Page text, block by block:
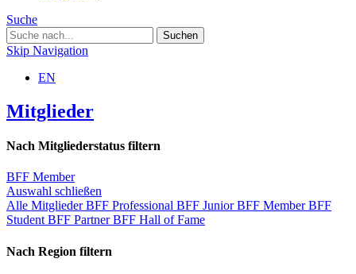
Suche
Skip Navigation
EN
Mitglieder
Nach Mitgliederstatus filtern
BFF Member
Auswahl schließen
Alle MitgliederBFF Professional BFF JuniorBFF MemberBFF
Student BFF PartnerBFF Hall of Fame
Nach Region filtern